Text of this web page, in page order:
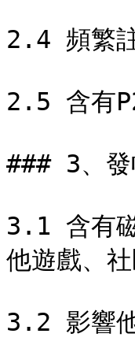
2.4 頻繁
2.5 含有
### 3、發
3.1 含有
他遊戲、
3.2 影響